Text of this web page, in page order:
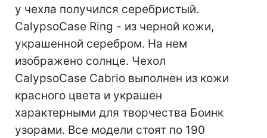
у чехла получился серебристый.
CalypsoCase Ring - из черной кожи,
украшенной серебром. На нем
изображено солнце. Чехол
CalypsoCase Cabrio выполнен из кожи
красного цвета и украшен
характерными для творчества Боинк
узорами. Все модели стоят по 190